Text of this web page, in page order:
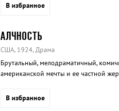
В избранное
АЛЧНОСТЬ
США, 1924, Драма
Брутальный, мелодраматичный,
американской мечты и ее частной
В избранное